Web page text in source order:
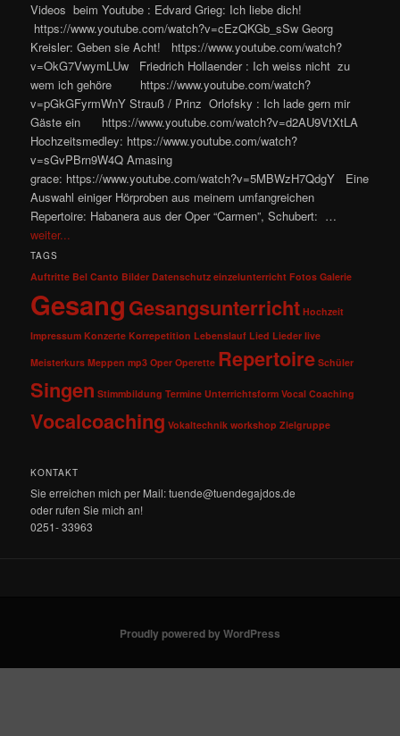
Videos beim Youtube : Edvard Grieg: Ich liebe dich!
https://www.youtube.com/watch?v=cEzQKGb_sSw Georg
Kreisler: Geben sie Acht! https://www.youtube.com/watch?
v=OkG7VwymLUw Friedrich Hollaender : Ich weiss nicht zu
wem ich gehöre https://www.youtube.com/watch?
v=pGkGFyrmWnY Strauß / Prinz Orlofsky : Ich lade gern mir
Gäste ein https://www.youtube.com/watch?v=d2AU9VtXtLA
Hochzeitsmedley: https://www.youtube.com/watch?
v=sGvPBrn9W4Q Amasing
grace: https://www.youtube.com/watch?v=5MBWzH7QdgY Eine
Auswahl einiger Hörproben aus meinem umfangreichen
Repertoire: Habanera aus der Oper “Carmen”, Schubert: …
weiter...
TAGS
Auftritte Bel Canto Bilder Datenschutz einzelunterricht Fotos Galerie
GesangGesangsunterricht Hochzeit
Impressum Konzerte Korrepetition Lebenslauf Lied Lieder live
Meisterkurs Meppen mp3 Oper Operette Repertoire Schüler
Singen Stimmbildung Termine Unterrichtsform Vocal Coaching
Vocalcoaching Vokaltechnik workshop Zielgruppe
KONTAKT
Sie erreichen mich per Mail: tuende@tuendegajdos.de
oder rufen Sie mich an!
0251- 33963
Proudly powered by WordPress